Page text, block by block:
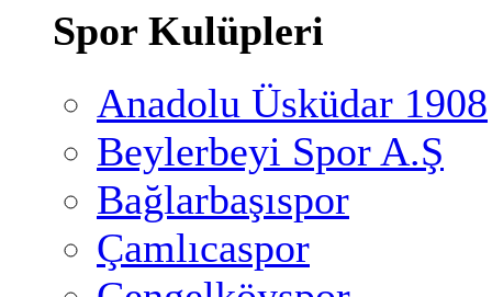
Spor Kulüpleri
Anadolu Üsküdar 1908
Beylerbeyi Spor A.Ş
Bağlarbaşıspor
Çamlıcaspor